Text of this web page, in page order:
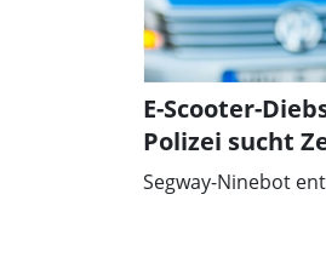
E-Scooter-
Polizei sucht
Segway-Ninebot